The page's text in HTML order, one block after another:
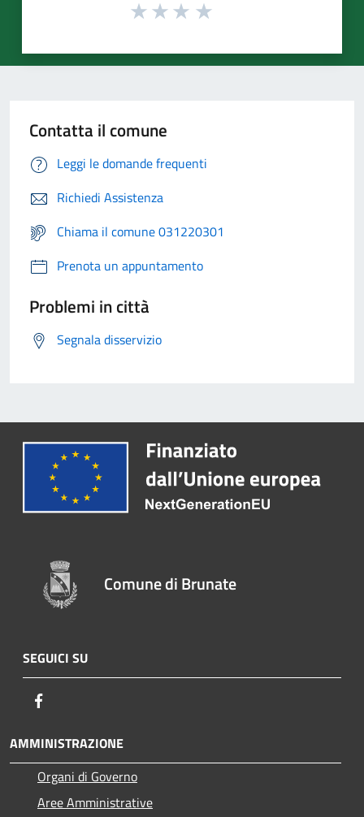
Contatta il comune
Leggi le domande frequenti
Richiedi Assistenza
Chiama il comune 031220301
Prenota un appuntamento
Problemi in città
Segnala disservizio
Comune di Brunate
SEGUICI SU
AMMINISTRAZIONE
Organi di Governo
Aree Amministrative